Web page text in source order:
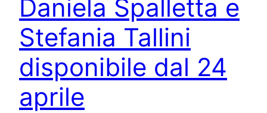
Daniela Spalletta e
Stefania Tallini
disponibile dal 24
aprile